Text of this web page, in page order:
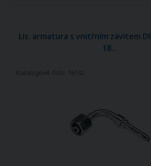
Lis. armatura s vnitřním závitem
18...
Katalogové číslo: 16132